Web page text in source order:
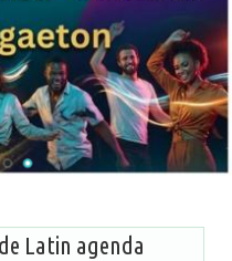
Latin agenda